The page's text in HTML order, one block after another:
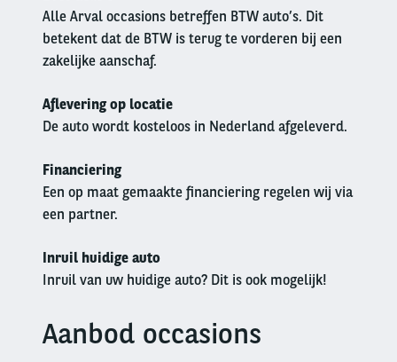
Alle Arval occasions betreffen BTW auto’s. Dit
betekent dat de BTW is terug te vorderen bij een
zakelijke aanschaf.
Aflevering op locatie
De auto wordt kosteloos in Nederland afgeleverd.
Financiering
Een op maat gemaakte financiering regelen wij via
een partner.
Inruil huidige auto
Inruil van uw huidige auto? Dit is ook mogelijk!
columnAanbod occasions